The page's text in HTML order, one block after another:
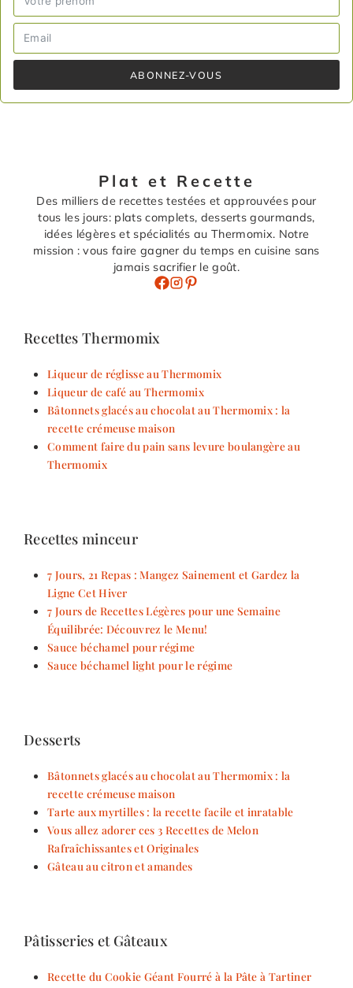
ABONNEZ-VOUS
Plat et Recette
Des milliers de recettes testées et approuvées pour
tous les jours: plats complets, desserts gourmands,
idées légères et spécialités au Thermomix. Notre
mission : vous faire gagner du temps en cuisine sans
jamais sacrifier le goût.
Recettes Thermomix
Liqueur de réglisse au Thermomix
Liqueur de café au Thermomix
Bâtonnets glacés au chocolat au Thermomix : la
recette crémeuse maison
Comment faire du pain sans levure boulangère au
Thermomix
Recettes minceur
7 Jours, 21 Repas : Mangez Sainement et Gardez la
Ligne Cet Hiver
7 Jours de Recettes Légères pour une Semaine
Équilibrée: Découvrez le Menu!
Sauce béchamel pour régime
Sauce béchamel light pour le régime
Desserts
Bâtonnets glacés au chocolat au Thermomix : la
recette crémeuse maison
Tarte aux myrtilles : la recette facile et inratable
Vous allez adorer ces 3 Recettes de Melon
Rafraîchissantes et Originales
Gâteau au citron et amandes
Pâtisseries et Gâteaux
Recette du Cookie Géant Fourré à la Pâte à Tartiner